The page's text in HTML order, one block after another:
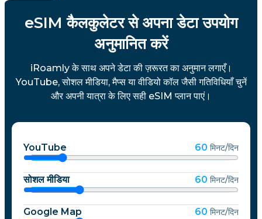
eSIM कैलकुलेटर से अपना डेटा उपयोग
अनुमानित करें
iRoamly के साथ अपने डेटा की ज़रूरत का अनुमान लगाएँ।
YouTube, सोशल मीडिया, मैप्स या वीडियो कॉल जैसी गतिविधियाँ चुनें
और अपनी यात्रा के लिए सही eSIM प्लान पाएं।
YouTube 60 मिनट/दिन
सोशल मीडिया 60 मिनट/दिन
Google Map 60 मिनट/दिन